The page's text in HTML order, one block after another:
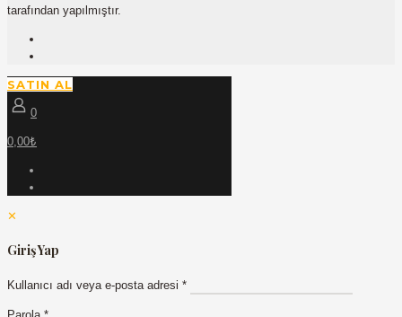
tarafından yapılmıştır.
SATIN AL
0
0,00₺
✕
Giriş Yap
Kullanıcı adı veya e-posta adresi *